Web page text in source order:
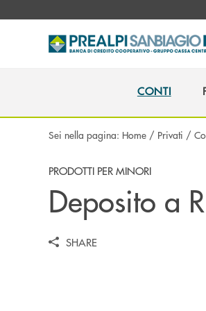
CONTI
Sei nella pagina: Home / Privati /
PRODOTTI PER MINORI
Deposito a
SHARE